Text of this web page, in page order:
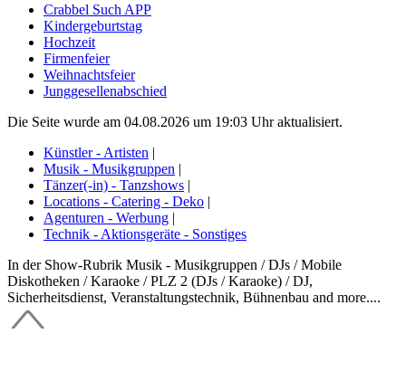
Crabbel Such APP
Kindergeburtstag
Hochzeit
Firmenfeier
Weihnachtsfeier
Junggesellenabschied
Die Seite wurde am 04.08.2026 um 19:03 Uhr aktualisiert.
Künstler - Artisten |
Musik - Musikgruppen |
Tänzer(-in) - Tanzshows |
Locations - Catering - Deko |
Agenturen - Werbung |
Technik - Aktionsgeräte - Sonstiges
In der Show-Rubrik Musik - Musikgruppen / DJs / Mobile
Diskotheken / Karaoke / PLZ 2 (DJs / Karaoke) / DJ,
Sicherheitsdienst, Veranstaltungstechnik, Bühnenbau and more....